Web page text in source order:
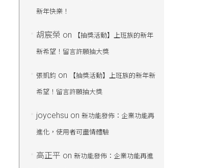
新年快樂！
胡宸榮 on 【抽獎活動】上班族的新年
新希望！留言許願抽大獎
張凱鈞on 【抽獎活動】上班族的新年新
希望！留言許願抽大獎
joycehsu on 新功能發佈：企業功能再
進化，使用者可盡情體驗
高正平 on 新功能發佈：企業功能再進